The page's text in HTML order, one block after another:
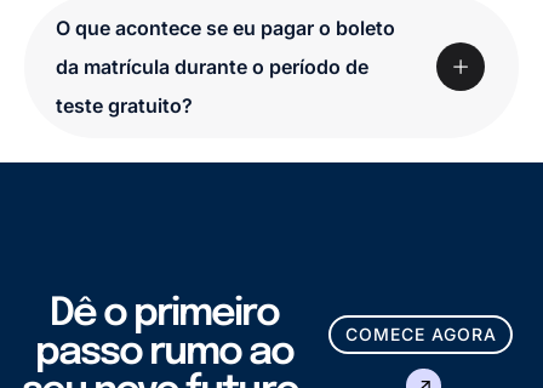
O que acontece se eu pagar o boleto
da matrícula durante o período de
teste gratuito?
Dê o primeiro
passo rumo ao
COMECE AGORA